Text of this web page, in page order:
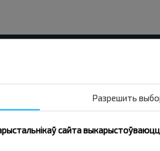
Разрешить
сайта